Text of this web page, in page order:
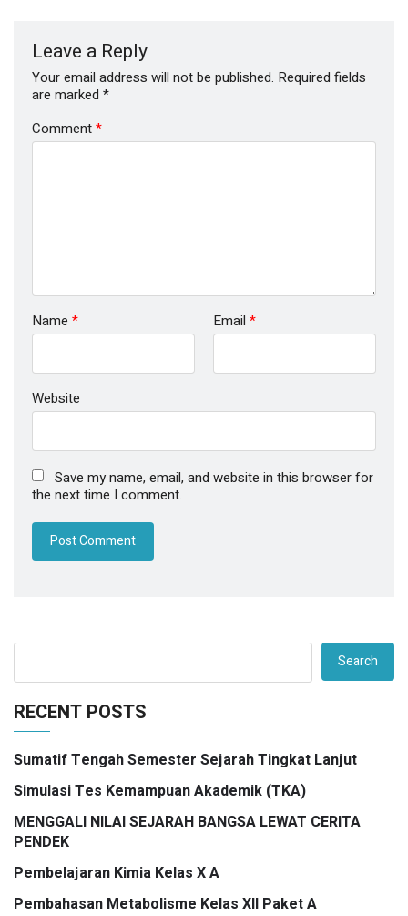
Leave a Reply
Your email address will not be published. Required fields
are marked *
Comment*
Name * Email *
Website
Save my name, email, and website in this browser for
the next time I comment.
Search
RECENT POSTS
Sumatif Tengah Semester Sejarah Tingkat Lanjut
Simulasi Tes Kemampuan Akademik (TKA)
MENGGALI NILAI SEJARAH BANGSA LEWAT CERITA
PENDEK
Pembelajaran Kimia Kelas X A
Pembahasan Metabolisme Kelas XII Paket A